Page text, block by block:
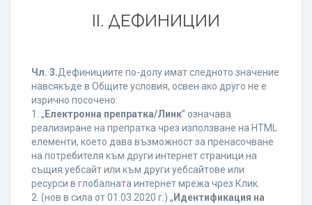
ІІ. ДЕФИНИЦИИ
Чл. 3.Дефинициите по-долу имат следното значение
навсякъде в Общите условия, освен ако друго не е
изрично посочено:
1. „ Електронна препратка/Линк” означава
реализиране на препратка чрез използване на HTML
елементи, което дава възможност за пренасочване
на потребителя към други интернет страници на
същия уебсайт или към други уебсайтове или
ресурси в глобалната интернет мрежа чрез Клик.
2. (нов в сила от 01.03.2020 г.) „ Идентификация на